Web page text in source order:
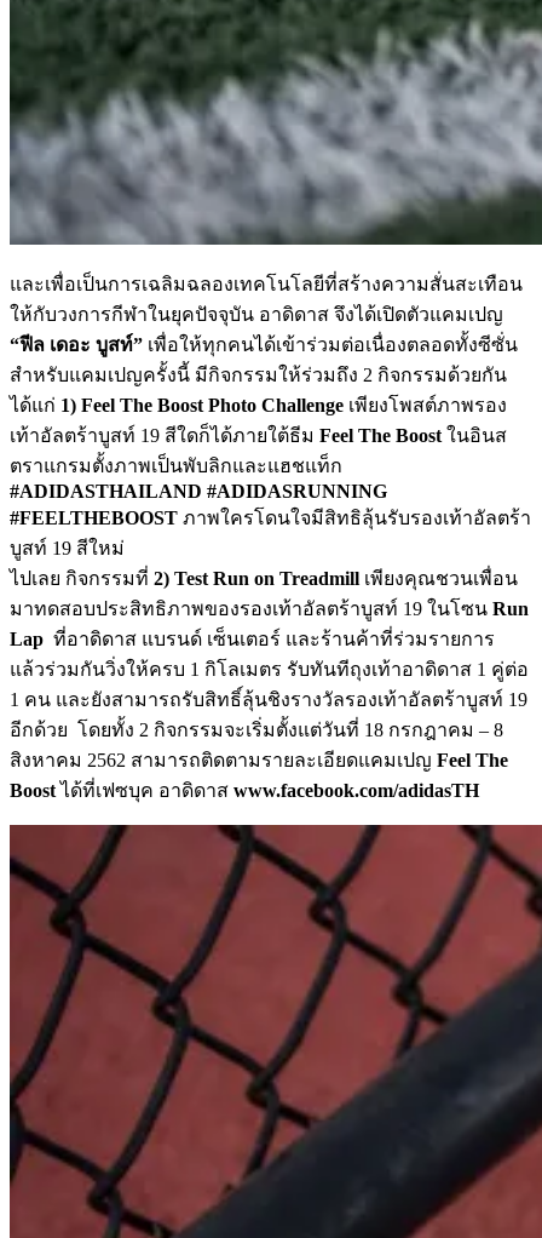
และเพื่อเป็นการเฉลิมฉลองเทคโนโลยีที่สร้างความสั่นสะเทือน
ให้กับวงการกีฬาในยุคปัจจุบัน อาดิดาส จึงได้เปิดตัวแคมเปญ
“ฟีล เดอะ บูสท์” เพื่อให้ทุกคนได้เข้าร่วมต่อเนื่องตลอดทั้งซีซั่น
สำหรับแคมเปญครั้งนี้ มีกิจกรรมให้ร่วมถึง 2 กิจกรรมด้วยกัน
ได้แก่ 1) Feel The Boost Photo Challenge เพียงโพสต์ภาพรอง
เท้าอัลตร้าบูสท์ 19 สีใดก็ได้ภายใต้ธีม Feel The Boostในอินส
ตราแกรมตั้งภาพเป็นพับลิกและแฮชแท็ก
#ADIDASTHAILAND #ADIDASRUNNING
#FEELTHEBOOST ภาพใครโดนใจมีสิทธิลุ้นรับรองเท้าอัลตร้า
บูสท์ 19 สีใหม่
ไปเลย กิจกรรมที่ 2) Test Run on Treadmill เพียงคุณชวนเพื่อน
มาทดสอบประสิทธิภาพของรองเท้าอัลตร้าบูสท์ 19 ในโซน Run
Lap ที่อาดิดาส แบรนด์ เซ็นเตอร์ และร้านค้าที่ร่วมรายการ
แล้วร่วมกันวิ่งให้ครบ 1 กิโลเมตร รับทันทีถุงเท้าอาดิดาส 1 คู่ต่อ
1 คน และยังสามารถรับสิทธิ์ลุ้นชิงรางวัลรองเท้าอัลตร้าบูสท์ 19
อีกด้วย โดยทั้ง 2 กิจกรรมจะเริ่มตั้งแต่วันที่ 18 กรกฎาคม – 8
สิงหาคม 2562 สามารถติดตามรายละเอียดแคมเปญ Feel The
Boostได้ที่เฟซบุค อาดิดาส www.facebook.com/adidasTH